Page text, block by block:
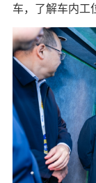
车，了解车内工